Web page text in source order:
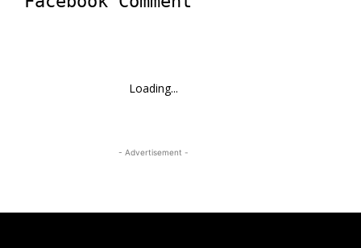
Loading...
- Advertisement -